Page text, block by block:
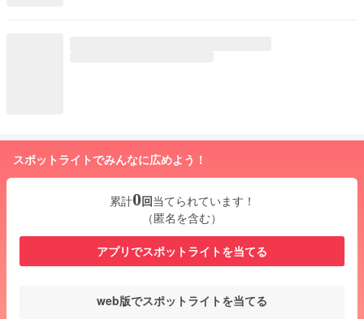
スポットライトでみんなに広めよう！
累計0回当てられています！
（匿名を含む）
アプリでスポットライトを当てる
web版でスポットライトを当てる